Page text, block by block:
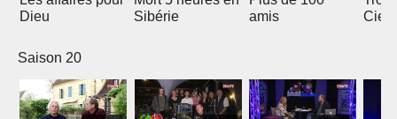
Dieu
Sibérie
amis
Ciel
Saison 20